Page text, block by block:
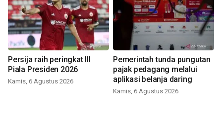
Persija raih peringkat III
Piala Presiden 2026
Kamis, 6 Agustus 2026
Pemerintah tunda pungutan
pajak pedagang melalui
aplikasi belanja daring
Kamis, 6 Agustus 2026